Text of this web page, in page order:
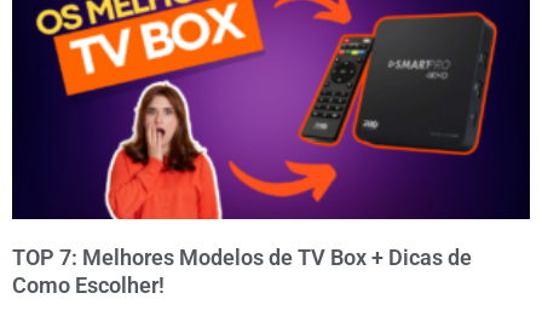
TOP 7: Melhores Modelos de TV Box + Dicas de
Como Escolher!